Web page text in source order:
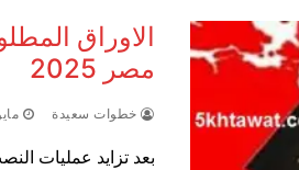
الاوراق
مصر 2025
خطوات سعيدة مايو 3,
بعد تزايد عمليات